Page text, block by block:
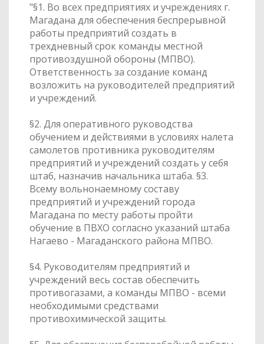
"§1. Во всех предприятиях и учреждениях г.
Магадана для обеспечения беспрерывной
работы предприятий создать в
трехдневный срок команды местной
противоздушной обороны (МПВО).
Ответственность за создание команд
возложить на руководителей предприятий
и учреждений.
§2. Для оперативного руководства
обучением и действиями в условиях налета
самолетов противника руководителям
предприятий и учреждений создать у себя
штаб, назначив начальника штаба. §3.
Всему вольнонаемному составу
предприятий и учреждений города
Магадана по месту работы пройти
обучение в ПВХО согласно указаний штаба
Нагаево - Магаданского района МПВО.
§4. Руководителям предприятий и
учреждений весь состав обеспечить
противогазами, а команды МПВО - всеми
необходимыми средствами
противохимической защиты.